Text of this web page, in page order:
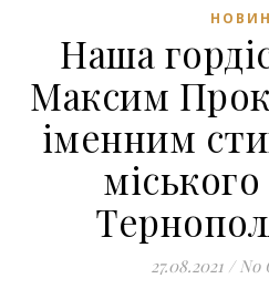
Наша
Максим
іменним
27.08.2021 / No